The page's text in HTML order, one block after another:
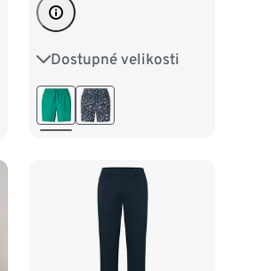
Dostupné velikosti
M 48/50 L 52/54
XL 56/58